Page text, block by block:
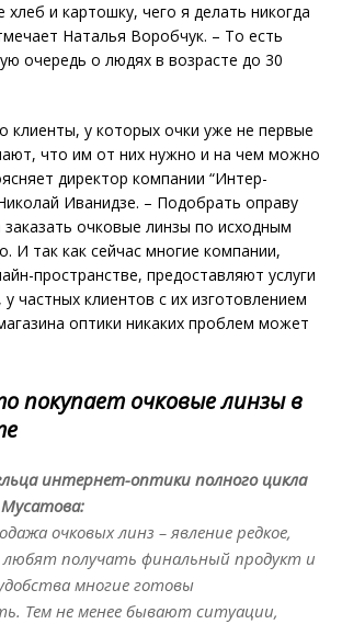
и картошку, чего я делать никогда
Наталья Воробчук. – То есть
очередь о людях в возрасте до 30
клиенты, у которых очки уже не первые
что им от них нужно и на чем можно
директор компании “Интер­
Иванидзе. – Подобрать оправу
очковые линзы по исходным
И так как сейчас многие компании,
пространстве, предоставляют услуги
частных клиентов с их изготовлением
оптики никаких проблем может
покупает очковые линзы в
интернет-оптики полного цикла
Мусатова:
очковых линз – явление редкое,
любят получать финальный продукт и
многие готовы
Тем не менее бывают ситуации,